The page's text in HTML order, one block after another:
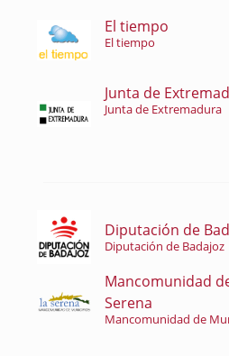
El tiempo
El tiempo
Junta de
Junta de Extremadura
Diputación de
Diputación de Badajoz
Mancomunidad
Serena
Mancomunidad de